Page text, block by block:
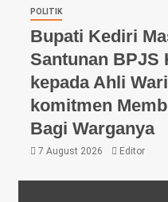
POLITIK
Bupati Kediri
Santunan BPJS
kepada Ahli
komitmen
Bagi Warganya
7 August 2026 Editor